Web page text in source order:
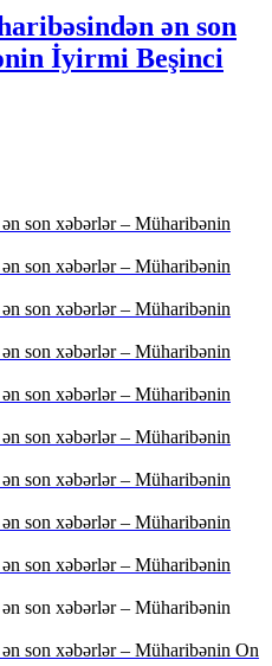
ən son
İyirmi Beşinci
son xəbərlər – Müharibənin
son xəbərlər – Müharibənin
son xəbərlər – Müharibənin
son xəbərlər – Müharibənin
son xəbərlər – Müharibənin
son xəbərlər – Müharibənin
son xəbərlər – Müharibənin
son xəbərlər – Müharibənin
son xəbərlər – Müharibənin
son xəbərlər – Müharibənin
son xəbərlər – Müharibənin On